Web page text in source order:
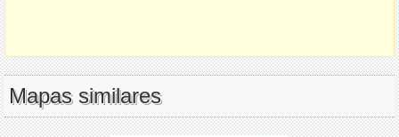
Mapas similares